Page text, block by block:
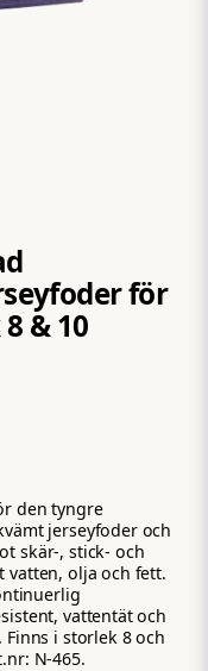
för
& 10
den tyngre
jerseyfoder och
skär-, stick- och
vatten, olja och fett.
vattentät och
Finns i storlek 8 och
N-465.